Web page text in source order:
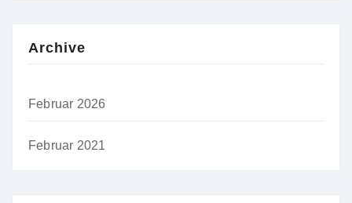
Archive
Februar 2026
Februar 2021